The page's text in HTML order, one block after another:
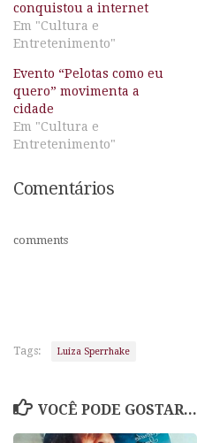
conquistou a internet
Em "Cultura e
Entretenimento"
Evento “Pelotas como eu
quero” movimenta a
cidade
Em "Cultura e
Entretenimento"
Comentários
comments
Tags: Luiza Sperrhake
VOCÊ PODE GOSTAR...